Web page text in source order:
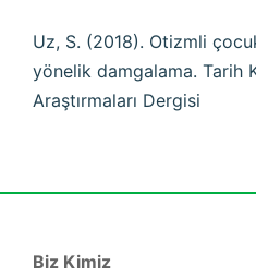
Uz, S. (2018). Otizmli
yönelik damgalama. Tarih
Araştırmaları Dergisi
Biz Kimiz